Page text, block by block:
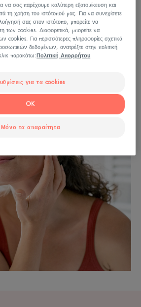
make up μου
να σας παρέχουμε καλύτερη εξατομίκευση και
τη χρήση του ιστότοπού μας. Για να συνεχίσετε
σας στον ιστότοπο, μπορείτε να
των cookies. Διαφορετικά, μπορείτε να
cookies. Για περισσότερες πληροφορίες σχετικά
δεδομένων, ανατρέξτε στην πολιτική
παρακάτω: Πολιτική Απορρήτου
για τα cookies
Μόνο τα απαραίτητα
OK